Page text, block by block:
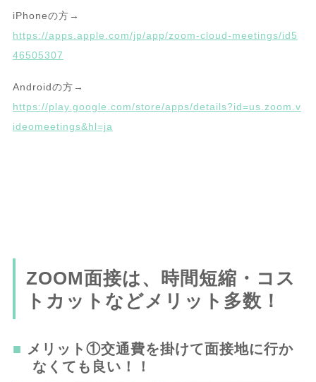
iPhoneの方→
https://apps.apple.com/jp/app/zoom-cloud-meetings/id5
46505307
Androidの方→
https://play.google.com/store/apps/details?id=us.zoom.v
ideomeetings&hl=ja
ZOOM面接は、時間短縮・コス
トカットなどメリット多数！
メリット①交通費を掛けて面接地に行か
なくても良い！！